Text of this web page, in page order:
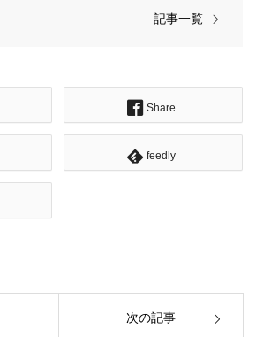
記事一覧
Share
feedly
次の記事